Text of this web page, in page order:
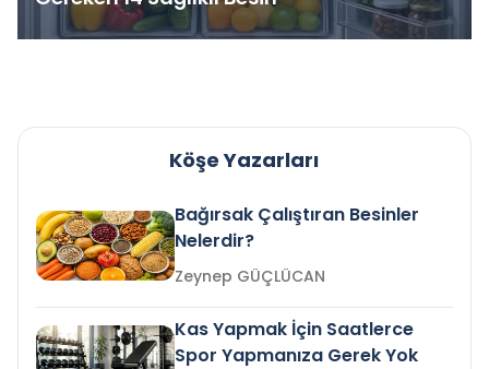
Köşe Yazarları
Bağırsak Çalıştıran Besinler
Nelerdir?
Zeynep GÜÇLÜCAN
Kas Yapmak İçin Saatlerce
Spor Yapmanıza Gerek Yok